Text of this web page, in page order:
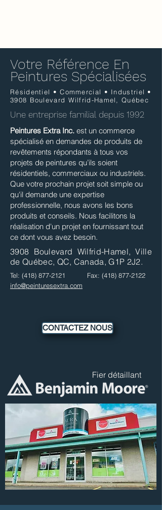
Votre Référence En
Peintures Spécialisées
Résidentiel • Commercial • Industriel •
3908 Boulevard Wilfrid-Hamel, Québec
Une entreprise familial depuis 1992
Peintures Extra Inc. est un commerce
spécialisé en demandes de produits de
revêtements répondants à tous vos
projets de peintures qu’ils soient
résidentiels, commerciaux ou industriels.
Que votre prochain projet soit simple ou
qu'il demande une expertise
professionnelle, nous avons les bons
produits et conseils. Nous facilitons la
réalisation d'un projet en fournissant tout
ce dont vous avez besoin.
3908 Boulevard Wilfrid-Hamel, Ville
de Québec, QC, Canada, G1P 2J2.
Tel: (418) 877-2121 Fax: (418) 877-2122
info@peinturesextra.com
CONTACTEZ NOUS
Fier détaillant